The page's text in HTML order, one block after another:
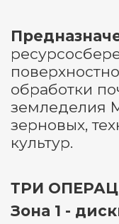
обработки
земледелия
зерновых,
культур.
ТРИ
Зона 1 -